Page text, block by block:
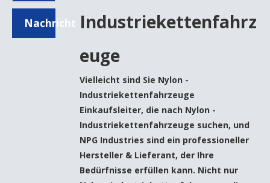
Nachricht Industriekettenfahrz
euge
Vielleicht sind Sie Nylon -
Industriekettenfahrzeuge
Einkaufsleiter, die nach Nylon -
Industriekettenfahrzeuge suchen, und
NPG Industries sind ein professioneller
Hersteller & Lieferant, der Ihre
Bedürfnisse erfüllen kann. Nicht nur